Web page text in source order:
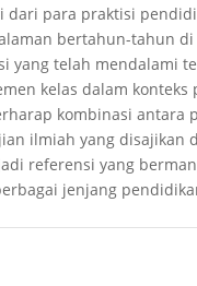
dari para praktisi
bertahun-tahun di
yang telah mendalami
kelas dalam konteks
kombinasi antara
ilmiah yang disajikan
referensi yang
jenjang